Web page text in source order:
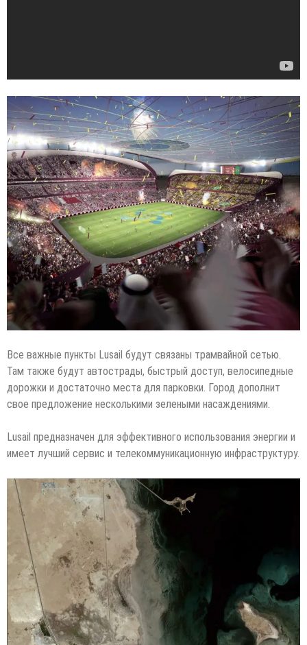
Все важные пункты Lusail будут связаны трамвайной сетью.
Там также будут автострады, быстрый доступ, велосипедные
дорожки и достаточно места для парковки. Город дополнит
свое предложение несколькими зелеными насаждениями.
Lusail предназначен для эффективного использования энергии и
имеет лучший сервис и телекоммуникационную инфраструктуру.